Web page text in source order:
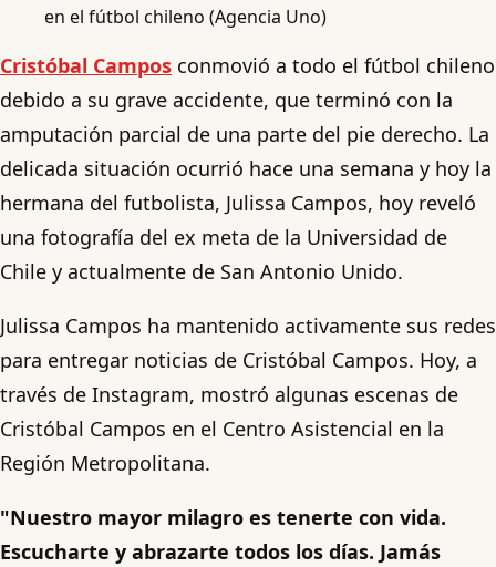
en el fútbol chileno (Agencia Uno)
Cristóbal Campos conmovió a todo el fútbol chileno
debido a su grave accidente, que terminó con la
amputación parcial de una parte del pie derecho. La
delicada situación ocurrió hace una semana y hoy la
hermana del futbolista, Julissa Campos, hoy reveló
una fotografía del ex meta de la Universidad de
Chile y actualmente de San Antonio Unido.
Julissa Campos ha mantenido activamente sus redes
para entregar noticias de Cristóbal Campos. Hoy, a
través de Instagram, mostró algunas escenas de
Cristóbal Campos en el Centro Asistencial en la
Región Metropolitana.
"Nuestro mayor milagro es tenerte con vida.
Escucharte y abrazarte todos los días. Jamás